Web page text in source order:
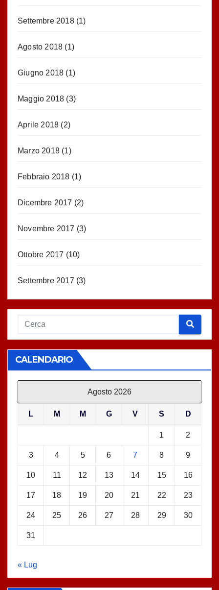
Settembre 2018(1)
Agosto 2018 (1)
Giugno 2018 (1)
Maggio 2018 (3)
Aprile 2018 (2)
Marzo 2018 (1)
Febbraio 2018 (1)
Dicembre 2017 (2)
Novembre 2017 (3)
Ottobre 2017 (10)
Settembre 2017 (3)
CALENDARIO
Agosto 2026
L M M G V S D
1 2
3 4 5 6 7 8 9
10 11 12 13 14 15 16
17 18 19 20 21 22 23
24 25 26 27 28 29 30
31
« Lug